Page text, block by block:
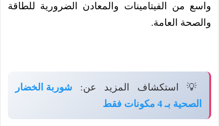
واسع من الفيتامينات والمعادن الضرورية للطاقة
والصحة العامة.
💡 استكشاف المزيد عن: شوربة الخضار
الصحية بـ 4 مكونات فقط